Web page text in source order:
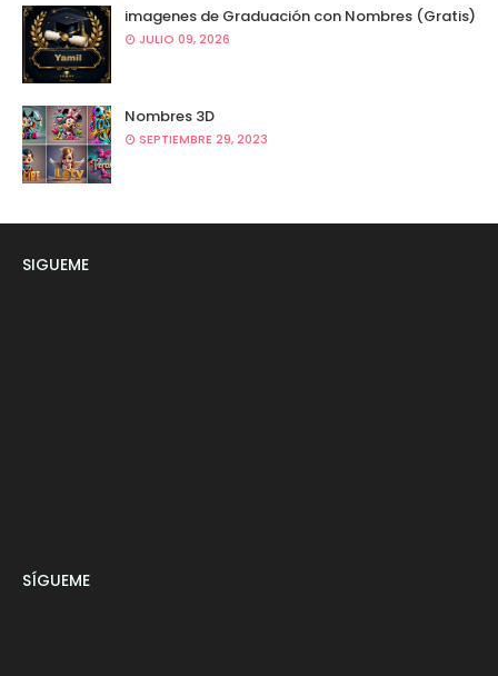
imagenes de Graduación con Nombres (Gratis)
JULIO 09, 2026
Nombres 3D
SEPTIEMBRE 29, 2023
SIGUEME
SÍGUEME